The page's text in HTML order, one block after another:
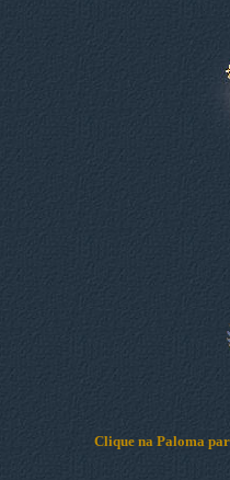
Clique na Paloma